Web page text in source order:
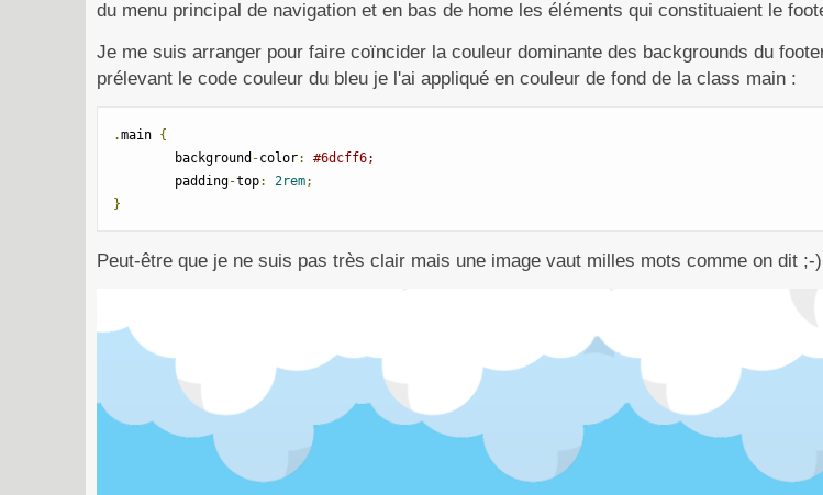
du menu principal de navigation et en bas de home les éléments qui constituaient le
Je me suis arranger pour faire coïncider la couleur dominante des backgrounds du
prélevant le code couleur du bleu je l'ai appliqué en couleur de fond de la class main :
.main {
        background
-color:
#6dcff6;
        padding
-top: 2rem;
}
Peut-être que je ne suis pas très clair mais une image vaut milles mots comme on dit ;-)